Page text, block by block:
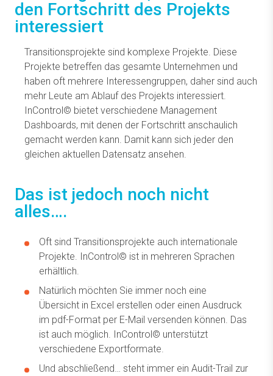
den Fortschritt des Projekts
interessiert
Transitionsprojekte sind komplexe Projekte. Diese
Projekte betreffen das gesamte Unternehmen und
haben oft mehrere Interessengruppen, daher sind auch
mehr Leute am Ablauf des Projekts interessiert.
InControl© bietet verschiedene Management
Dashboards, mit denen der Fortschritt anschaulich
gemacht werden kann. Damit kann sich jeder den
gleichen aktuellen Datensatz ansehen.
Das ist jedoch noch nicht
alles….
Oft sind Transitionsprojekte auch internationale
Projekte. InControl© ist in mehreren Sprachen
erhältlich.
Natürlich möchten Sie immer noch eine
Übersicht in Excel erstellen oder einen Ausdruck
im pdf-Format per E-Mail versenden können. Das
ist auch möglich. InControl© unterstützt
verschiedene Exportformate.
Und abschließend… steht immer ein Audit-Trail zur